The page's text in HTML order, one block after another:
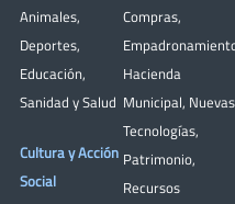
Animales,
Deportes,
Educación,
Sanidad y Salud
Cultura y Acción
Social
Compras,
Hacienda
Municipal, Nuevas
Tecnologías,
Patrimonio,
Recursos